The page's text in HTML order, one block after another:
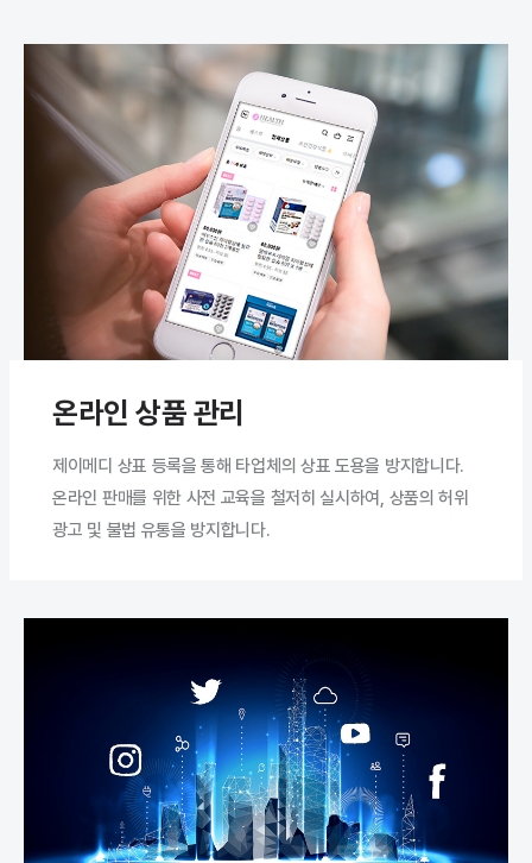
온라인 상품 관리
제이메디 상표 등록을 통해 타업체의 상표 도용을 방지합니다.
온라인 판매를 위한 사전 교육을 철저히 실시하여, 상품의 허위
광고 및 불법 유통을 방지합니다.